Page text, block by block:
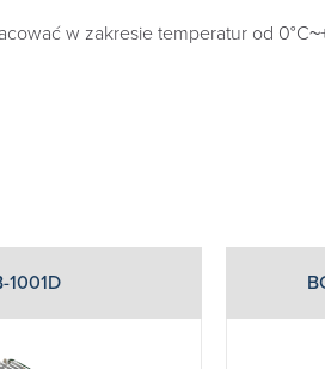
w zakresie temperatur od
1001D